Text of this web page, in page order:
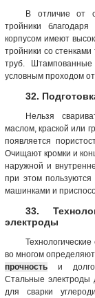
В отличие от
тройники
корпусом имеют
тройники со
труб. Штампованные
условным проходом
32.
Нельзя
маслом, краской или
появляется
Очищают кромки и
наружной и
при этом
машинками и
33.
электроды
во многом определяют
прочность и
Стальные электроды
для сварки